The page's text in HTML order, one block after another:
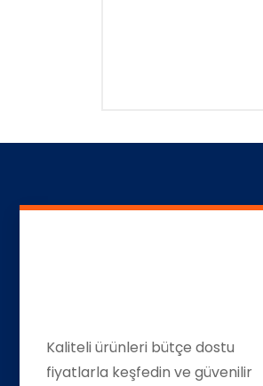
Kaliteli ürünleri bütçe dostu
fiyatlarla keşfedin ve güvenilir